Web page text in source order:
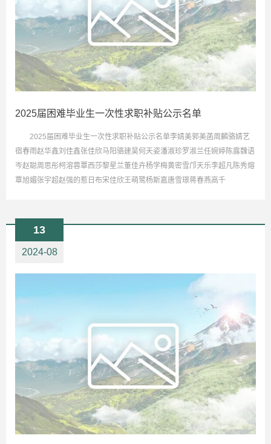
2025届困难毕业生一次性求职补贴公示名单
2025届困难毕业生一次性求职补贴公示名单李婧美郭美菡周麟骆婧艺
宿春雨赵华鑫刘佳鑫张佳欣马阳骆建昊何天姿潘淑珍罗淑兰任婉婷陈露魏语
岑赵聪周思彤柯溶蓉覃西莎黎星兰董佳卉杨学梅黄密雪邝天乐李超凡陈秀熔
覃旭媚张宇超赵强的惹日布宋佳欣王萌鹭杨斯嘉唐雪璟蒋春燕高千
13
2024-08